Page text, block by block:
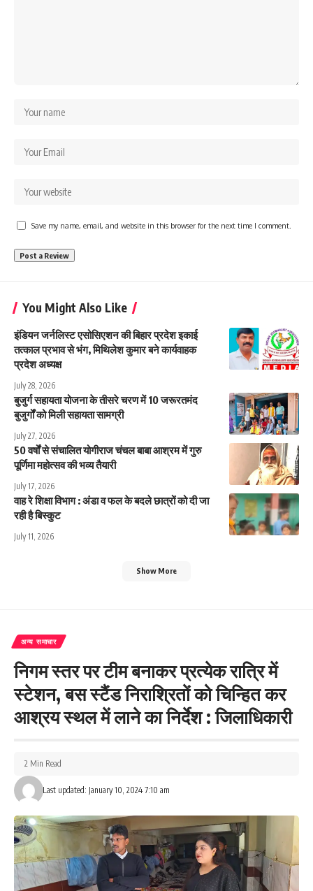
Save my name, email, and website in this browser for the next time I comment.
You Might Also Like
इंडियन जर्नलिस्ट एसोसिएशन की बिहार प्रदेश इकाई
तत्काल प्रभाव से भंग, मिथिलेश कुमार बने कार्यवाहक
प्रदेश अध्यक्ष
July 28, 2026
बुजुर्ग सहायता योजना के तीसरे चरण में 10 जरूरतमंद
बुजुर्गों को मिली सहायता सामग्री
July 27, 2026
50 वर्षों से संचालित योगीराज चंचल बाबा आश्रम में गुरु
पूर्णिमा महोत्सव की भव्य तैयारी
July 17, 2026
वाह रे शिक्षा विभाग : अंडा व फल के बदले छात्रों को दी जा
रही है बिस्कुट
July 11, 2026
Show More
अन्य समाचार
निगम स्तर पर टीम बनाकर प्रत्येक रात्रि में
स्टेशन, बस स्टैंड निराश्रितों को चिन्हित कर
आश्रय स्थल में लाने का निर्देश : जिलाधिकारी
Last updated: January 10, 2024 7:10 am
2 Min Read